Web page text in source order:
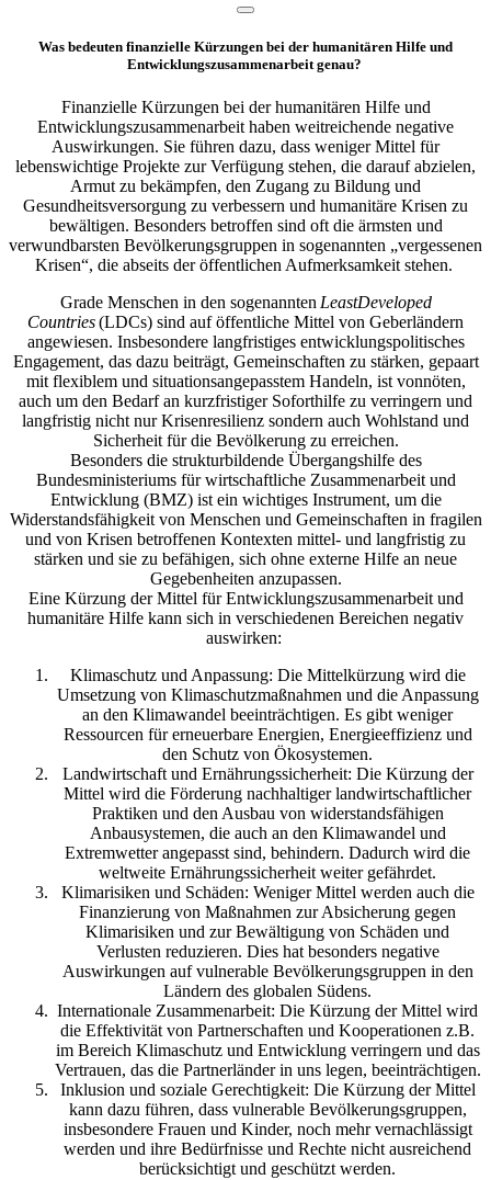
Was bedeuten finanzielle Kürzungen bei der humanitären Hilfe und
Entwicklungszusammenarbeit genau?
Finanzielle Kürzungen bei der humanitären Hilfe und
Entwicklungszusammenarbeit haben weitreichende negative
Auswirkungen. Sie führen dazu, dass weniger Mittel für
lebenswichtige Projekte zur Verfügung stehen, die darauf abzielen,
Armut zu bekämpfen, den Zugang zu Bildung und
Gesundheitsversorgung zu verbessern und humanitäre Krisen zu
bewältigen. Besonders betroffen sind oft die ärmsten und
verwundbarsten Bevölkerungsgruppen in sogenannten „vergessenen
Krisen“, die abseits der öffentlichen Aufmerksamkeit stehen.
Grade Menschen in den sogenannten LeastDeveloped
Countries(LDCs) sind auf öffentliche Mittel von Geberländern
angewiesen. Insbesondere langfristiges entwicklungspolitisches
Engagement, das dazu beiträgt, Gemeinschaften zu stärken, gepaart
mit flexiblem und situationsangepasstem Handeln, ist vonnöten,
auch um den Bedarf an kurzfristiger Soforthilfe zu verringern und
langfristig nicht nur Krisenresilienz sondern auch Wohlstand und
Sicherheit für die Bevölkerung zu erreichen.
Besonders die strukturbildende Übergangshilfe des
Bundesministeriums für wirtschaftliche Zusammenarbeit und
Entwicklung (BMZ) ist ein wichtiges Instrument, um die
Widerstandsfähigkeit von Menschen und Gemeinschaften in fragilen
und von Krisen betroffenen Kontexten mittel- und langfristig zu
stärken und sie zu befähigen, sich ohne externe Hilfe an neue
Gegebenheiten anzupassen.
Eine Kürzung der Mittel für Entwicklungszusammenarbeit und
humanitäre Hilfe kann sich in verschiedenen Bereichen negativ
auswirken:
Klimaschutz und Anpassung: Die Mittelkürzung wird die
Umsetzung von Klimaschutzmaßnahmen und die Anpassung
an den Klimawandel beeinträchtigen. Es gibt weniger
Ressourcen für erneuerbare Energien, Energieeffizienz und
den Schutz von Ökosystemen.
Landwirtschaft und Ernährungssicherheit: Die Kürzung der
Mittel wird die Förderung nachhaltiger landwirtschaftlicher
Praktiken und den Ausbau von widerstandsfähigen
Anbausystemen, die auch an den Klimawandel und
Extremwetter angepasst sind, behindern. Dadurch wird die
weltweite Ernährungssicherheit weiter gefährdet.
Klimarisiken und Schäden: Weniger Mittel werden auch die
Finanzierung von Maßnahmen zur Absicherung gegen
Klimarisiken und zur Bewältigung von Schäden und
Verlusten reduzieren. Dies hat besonders negative
Auswirkungen auf vulnerable Bevölkerungsgruppen in den
Ländern des globalen Südens.
Internationale Zusammenarbeit: Die Kürzung der Mittel wird
die Effektivität von Partnerschaften und Kooperationen z.B.
im Bereich Klimaschutz und Entwicklung verringern und das
Vertrauen, das die Partnerländer in uns legen, beeinträchtigen.
Inklusion und soziale Gerechtigkeit: Die Kürzung der Mittel
kann dazu führen, dass vulnerable Bevölkerungsgruppen,
insbesondere Frauen und Kinder, noch mehr vernachlässigt
werden und ihre Bedürfnisse und Rechte nicht ausreichend
berücksichtigt und geschützt werden.